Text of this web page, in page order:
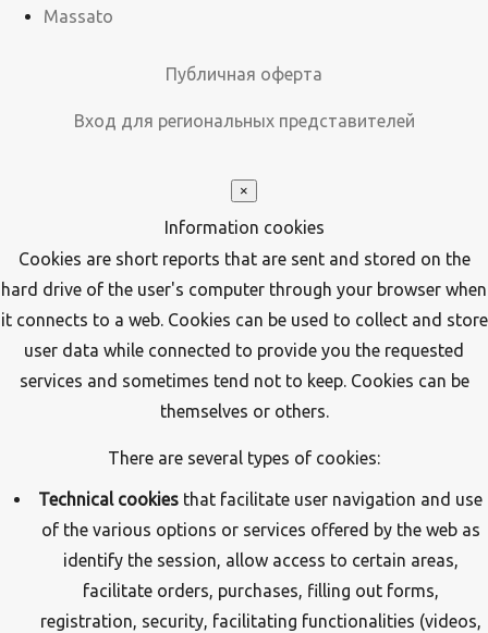
Massato
Публичная оферта
Вход для региональных представителей
×
Information cookies
Cookies are short reports that are sent and stored on the
hard drive of the user's computer through your browser when
it connects to a web. Cookies can be used to collect and store
user data while connected to provide you the requested
services and sometimes tend not to keep. Cookies can be
themselves or others.
There are several types of cookies:
Technical cookies that facilitate user navigation and use
of the various options or services offered by the web as
identify the session, allow access to certain areas,
facilitate orders, purchases, filling out forms,
registration, security, facilitating functionalities (videos,